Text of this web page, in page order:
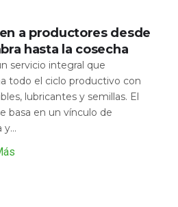
a productores desde
hasta la cosecha
servicio integral que
todo el ciclo productivo con
lubricantes y semillas. El
basa en un vínculo de
y...